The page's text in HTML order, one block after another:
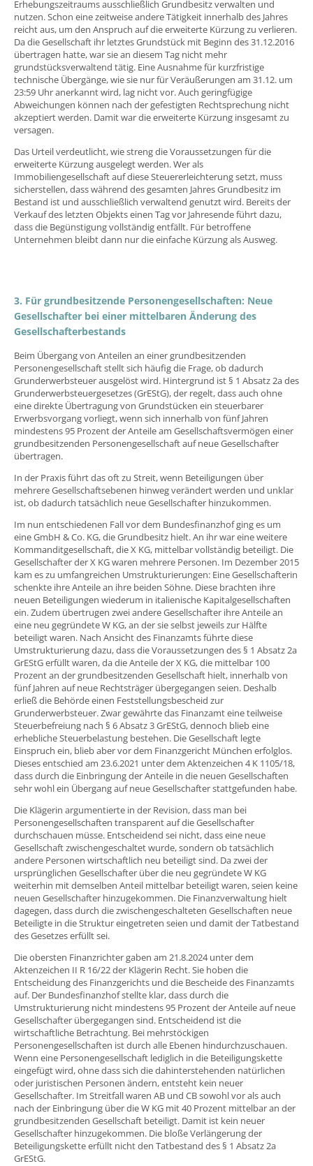
Erhebungszeitraums ausschließlich Grundbesitz verwalten und
nutzen. Schon eine zeitweise andere Tätigkeit innerhalb des Jahres
reicht aus, um den Anspruch auf die erweiterte Kürzung zu verlieren.
Da die Gesellschaft ihr letztes Grundstück mit Beginn des 31.12.2016
übertragen hatte, war sie an diesem Tag nicht mehr
grundstücksverwaltend tätig. Eine Ausnahme für kurzfristige
technische Übergänge, wie sie nur für Veräußerungen am 31.12. um
23:59 Uhr anerkannt wird, lag nicht vor. Auch geringfügige
Abweichungen können nach der gefestigten Rechtsprechung nicht
akzeptiert werden. Damit war die erweiterte Kürzung insgesamt zu
versagen.
Das Urteil verdeutlicht, wie streng die Voraussetzungen für die
erweiterte Kürzung ausgelegt werden. Wer als
Immobiliengesellschaft auf diese Steuererleichterung setzt, muss
sicherstellen, dass während des gesamten Jahres Grundbesitz im
Bestand ist und ausschließlich verwaltend genutzt wird. Bereits der
Verkauf des letzten Objekts einen Tag vor Jahresende führt dazu,
dass die Begünstigung vollständig entfällt. Für betroffene
Unternehmen bleibt dann nur die einfache Kürzung als Ausweg.
3. Für grundbesitzende Personengesellschaften: Neue
Gesellschafter bei einer mittelbaren Änderung des
Gesellschafterbestands
Beim Übergang von Anteilen an einer grundbesitzenden
Personengesellschaft stellt sich häufig die Frage, ob dadurch
Grunderwerbsteuer ausgelöst wird. Hintergrund ist § 1 Absatz 2a des
Grunderwerbsteuergesetzes (GrEStG), der regelt, dass auch ohne
eine direkte Übertragung von Grundstücken ein steuerbarer
Erwerbsvorgang vorliegt, wenn sich innerhalb von fünf Jahren
mindestens 95 Prozent der Anteile am Gesellschaftsvermögen einer
grundbesitzenden Personengesellschaft auf neue Gesellschafter
übertragen.
In der Praxis führt das oft zu Streit, wenn Beteiligungen über
mehrere Gesellschaftsebenen hinweg verändert werden und unklar
ist, ob dadurch tatsächlich neue Gesellschafter hinzukommen.
Im nun entschiedenen Fall vor dem Bundesfinanzhof ging es um
eine GmbH & Co. KG, die Grundbesitz hielt. An ihr war eine weitere
Kommanditgesellschaft, die X KG, mittelbar vollständig beteiligt. Die
Gesellschafter der X KG waren mehrere Personen. Im Dezember 2015
kam es zu umfangreichen Umstrukturierungen: Eine Gesellschafterin
schenkte ihre Anteile an ihre beiden Söhne. Diese brachten ihre
neuen Beteiligungen wiederum in italienische Kapitalgesellschaften
ein. Zudem übertrugen zwei andere Gesellschafter ihre Anteile an
eine neu gegründete W KG, an der sie selbst jeweils zur Hälfte
beteiligt waren. Nach Ansicht des Finanzamts führte diese
Umstrukturierung dazu, dass die Voraussetzungen des § 1 Absatz 2a
GrEStG erfüllt waren, da die Anteile der X KG, die mittelbar 100
Prozent an der grundbesitzenden Gesellschaft hielt, innerhalb von
fünf Jahren auf neue Rechtsträger übergegangen seien. Deshalb
erließ die Behörde einen Feststellungsbescheid zur
Grunderwerbsteuer. Zwar gewährte das Finanzamt eine teilweise
Steuerbefreiung nach § 6 Absatz 3 GrEStG, dennoch blieb eine
erhebliche Steuerbelastung bestehen. Die Gesellschaft legte
Einspruch ein, blieb aber vor dem Finanzgericht München erfolglos.
Dieses entschied am 23.6.2021 unter dem Aktenzeichen 4 K 1105/18,
dass durch die Einbringung der Anteile in die neuen Gesellschaften
sehr wohl ein Übergang auf neue Gesellschafter stattgefunden habe.
Die Klägerin argumentierte in der Revision, dass man bei
Personengesellschaften transparent auf die Gesellschafter
durchschauen müsse. Entscheidend sei nicht, dass eine neue
Gesellschaft zwischengeschaltet wurde, sondern ob tatsächlich
andere Personen wirtschaftlich neu beteiligt sind. Da zwei der
ursprünglichen Gesellschafter über die neu gegründete W KG
weiterhin mit demselben Anteil mittelbar beteiligt waren, seien keine
neuen Gesellschafter hinzugekommen. Die Finanzverwaltung hielt
dagegen, dass durch die zwischengeschalteten Gesellschaften neue
Beteiligte in die Struktur eingetreten seien und damit der Tatbestand
des Gesetzes erfüllt sei.
Die obersten Finanzrichter gaben am 21.8.2024 unter dem
Aktenzeichen II R 16/22 der Klägerin Recht. Sie hoben die
Entscheidung des Finanzgerichts und die Bescheide des Finanzamts
auf. Der Bundesfinanzhof stellte klar, dass durch die
Umstrukturierung nicht mindestens 95 Prozent der Anteile auf neue
Gesellschafter übergegangen sind. Entscheidend ist die
wirtschaftliche Betrachtung. Bei mehrstöckigen
Personengesellschaften ist durch alle Ebenen hindurchzuschauen.
Wenn eine Personengesellschaft lediglich in die Beteiligungskette
eingefügt wird, ohne dass sich die dahinterstehenden natürlichen
oder juristischen Personen ändern, entsteht kein neuer
Gesellschafter. Im Streitfall waren AB und CB sowohl vor als auch
nach der Einbringung über die W KG mit 40 Prozent mittelbar an der
grundbesitzenden Gesellschaft beteiligt. Damit ist kein neuer
Gesellschafter hinzugekommen. Die bloße Verlängerung der
Beteiligungskette erfüllt nicht den Tatbestand des § 1 Absatz 2a
GrEStG.